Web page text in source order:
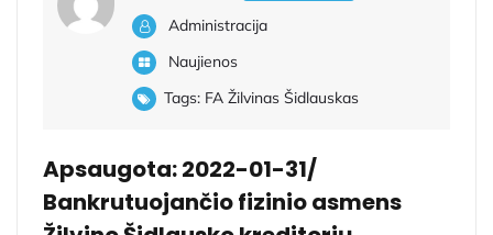
Administracija
Naujienos
Tags: FA Žilvinas Šidlauskas
Apsaugota: 2022-01-31/
Bankrutuojančio fizinio asmens